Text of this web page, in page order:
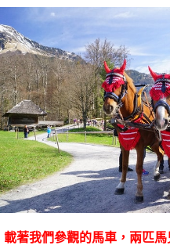
載著我們參觀的馬車，兩匹馬